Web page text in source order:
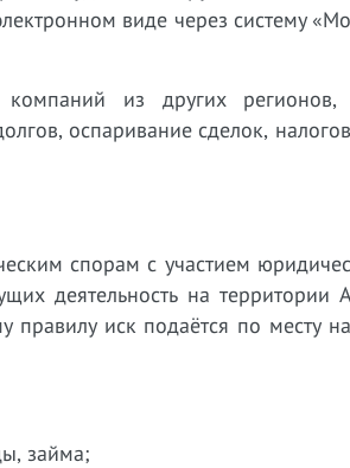
виде через систему
компаний из других
оспаривание сделок,
спорам с участием
деятельность на территории
иск подаётся по месту
займа;